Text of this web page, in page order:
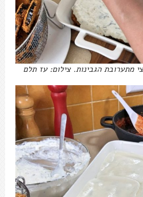
מתערובת הגבינות. צילום: עז תלם